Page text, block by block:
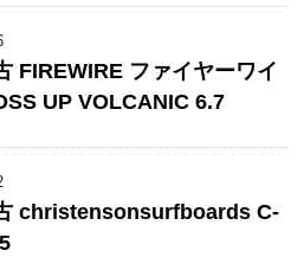
FIREWIRE ファイヤーワイ
UP VOLCANIC 6.7
christensonsurfboards C-